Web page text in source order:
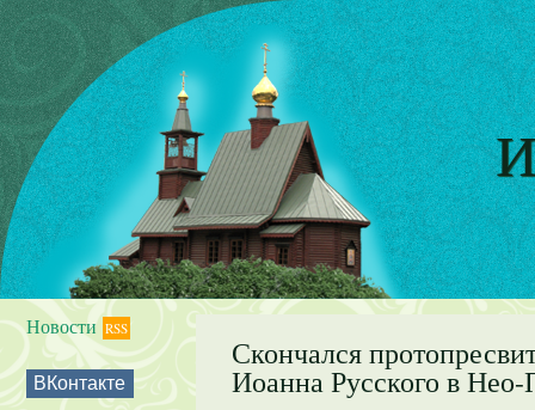
Новости RSS
ВКонтакте
Скончался
Иоанна Русского в